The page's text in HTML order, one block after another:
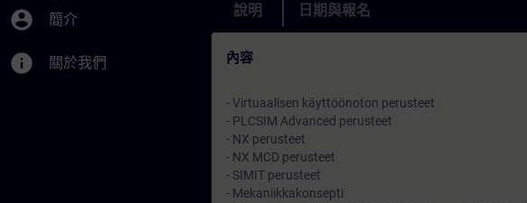
account_circle 簡介
info 關於我們
說明 日期與報名
內容
- Virtuaalisen käyttöönoton perusteet
- PLCSIM Advanced perusteet
- NX perusteet
- NX MCD perusteet
- SIMIT perusteet
- Mekaniikkakonsepti